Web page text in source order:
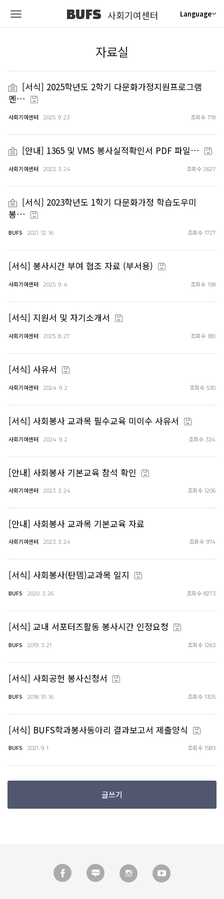
BUFS 사회기여센터 Language
자료실
[서식] 2025학년도 2학기 다문화가정지원프로그램
멘…
사회기여센터 2025. 9. 23 조회수 178
[안내] 1365 및 VMS 봉사실적확인서 PDF 파일…
사회기여센터 2023. 3. 24 조회수 2627
[서식] 2023학년도 1학기 다문화가정 학습도우미
봉…
BUFS 2021. 12. 16 조회수 1727
[서식] 봉사시간 부여 협조 자료 (부서용)
사회기여센터 2025. 9. 4 조회수 158
[서식] 지원서 및 자기소개서
사회기여센터 2025. 8. 27 조회수 180
[서식] 사유서
사회기여센터 2024. 9. 2 조회수 530
[서식] 사회봉사 교과목 필수교육 미이수 사유서
사회기여센터 2024. 9. 2 조회수 334
[안내] 사회봉사 기본교육 참석 확인
사회기여센터 2023. 3. 24 조회수 1206
[안내] 사회봉사 교과목 기본교육 자료
사회기여센터 2023. 3. 24 조회수 974
[서식] 사회봉사(탄뎀)교과목 일지
BUFS 2020. 3. 26 조회수 8273
[서식] 교내 서포터즈활동 봉사시간 인정요청
BUFS 2019. 3. 21 조회수 1263
[서식] 사회공헌 봉사신청서
BUFS 2018. 10. 16 조회수 1305
[서식] BUFS학과봉사동아리 결과보고서 제출양식
BUFS 2021. 9. 1 조회수 1583
글쓰기